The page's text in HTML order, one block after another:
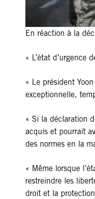
En réaction à la
« L’état
« Le président
exceptionnelle,
« Si la déclaration
acquis et pourrait
des normes en la
« Même lorsque
restreindre les
droit et la